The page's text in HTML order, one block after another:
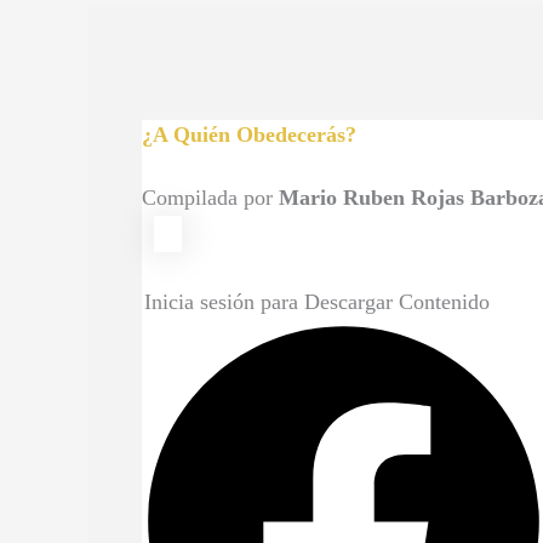
¿A Quién Obedecerás?
Compilada por Mario Ruben Rojas
Inicia sesión para Descargar Contenido